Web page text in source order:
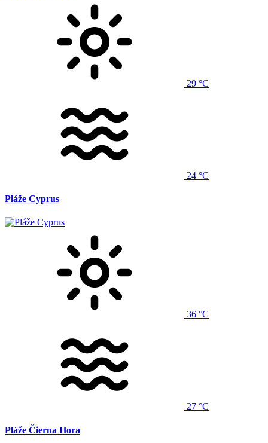
29 °C
24 °C
Pláže Cyprus
36 °C
27 °C
Pláže Čierna Hora